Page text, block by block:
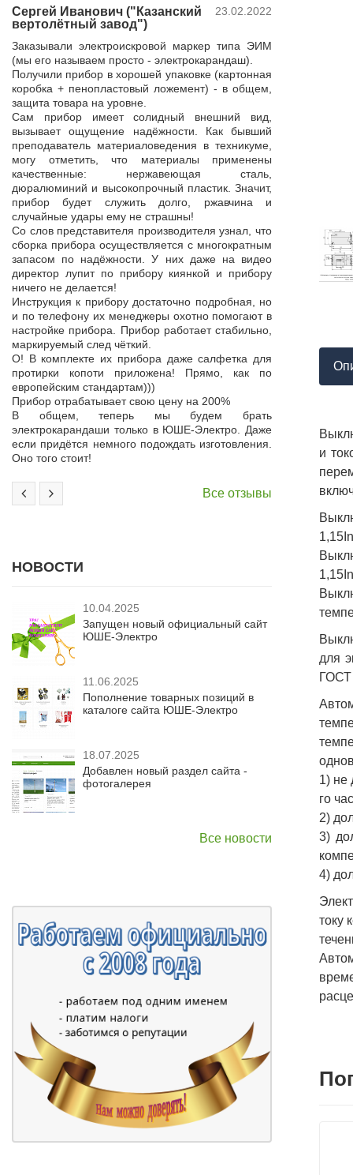
Сергей Иванович ("Казанский
вертолётный завод")
23.02.2022
Заказывали электроискровой маркер типа ЭИМ
(мы его называем просто - электрокарандаш).
Получили прибор в хорошей упаковке (картонная
коробка + пенопластовый ложемент) - в общем,
защита товара на уровне.
Сам прибор имеет солидный внешний вид,
вызывает ощущение надёжности. Как бывший
преподаватель материаловедения в техникуме,
могу отметить, что материалы применены
качественные: нержавеющая сталь,
дюралюминий и высокопрочный пластик. Значит,
прибор будет служить долго, ржавчина и
случайные удары ему не страшны!
Со слов представителя производителя узнал, что
сборка прибора осуществляется с многократным
запасом по надёжности. У них даже на видео
директор лупит по прибору киянкой и прибору
ничего не делается!
Инструкция к прибору достаточно подробная, но
и по телефону их менеджеры охотно помогают в
настройке прибора. Прибор работает стабильно,
маркируемый след чёткий.
О! В комплекте их прибора даже салфетка для
протирки копоти приложена! Прямо, как по
европейским стандартам)))
Прибор отрабатывает свою цену на 200%
В общем, теперь мы будем брать
электрокарандаши только в ЮШЕ-Электро. Даже
если придётся немного подождать изготовления.
Оно того стоит!
Владимир
Компания
110 кВ для
Продукция
Наоборот,
качества,
На
впервые
Приятно
поставщиком!
Все отзывы
НОВОСТИ
10.04.2025
Запущен новый официальный сайт
ЮШЕ-Электро
11.06.2025
Пополнение товарных позиций в
каталоге сайта ЮШЕ-Электро
18.07.2025
Добавлен новый раздел сайта -
фотогалерея
Все новости
и
для
ГОСТ
1) не
го
2)
3)
4)
току